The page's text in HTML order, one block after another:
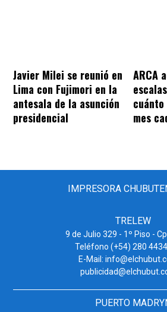
Javier Milei se reunió en
Lima con Fujimori en la
antesala de la asunción
presidencial
ARCA
mes
IMPRESORA
TRELEW
9 de Julio 329 - 1º Piso -
Teléfono (+54) 280
E-Mail:
PUERTO